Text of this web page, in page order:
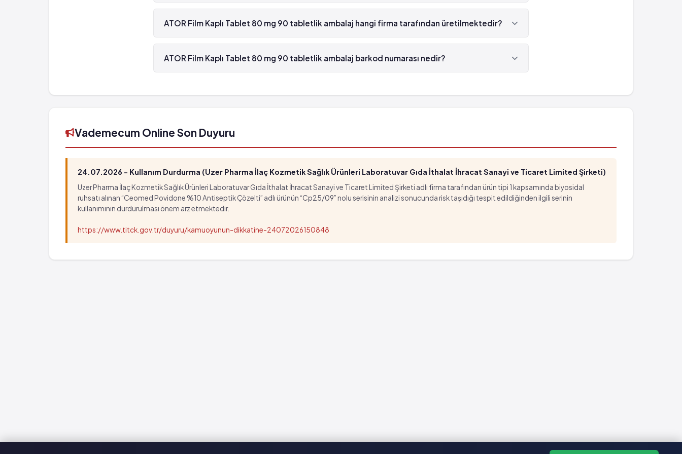
ATOR Film Kaplı Tablet 80 mg 90 tabletlik ambalaj'in etken maddesi Atorvastatin 'dür.
ATOR Film Kaplı Tablet 80 mg 90 tabletlik ambalaj hangi firma tarafından üretilmektedir?
ATOR Film Kaplı Tablet 80 mg 90 tabletlik ambalaj , Sanovel tarafından üretilmektedir.
ATOR Film Kaplı Tablet 80 mg 90 tabletlik ambalaj barkod numarası nedir?
Vademecum Online Son Duyuru
24.07.2026 - Kullanım Durdurma (Uzer Pharma İlaç Kozmetik Sağlık Ürünleri Laboratuvar Gıda İthalat İhracat Sanayi ve Ticaret Limited Şirketi)
Uzer Pharma İlaç Kozmetik Sağlık Ürünleri Laboratuvar Gıda İthalat İhracat Sanayi ve Ticaret Limited Şirketi adlı firma tarafından ürün tipi 1 kapsamında biyosidal
ruhsatı alınan “Ceomed Povidone %10 Antiseptik Çözelti” adlı ürünün “Cp25/09” nolu serisinin analizi sonucunda risk taşıdığı tespit edildiğinden ilgili serinin
kullanımının durdurulması önem arz etmektedir.
https://www.titck.gov.tr/duyuru/kamuoyunun-dikkatine-24072026150848